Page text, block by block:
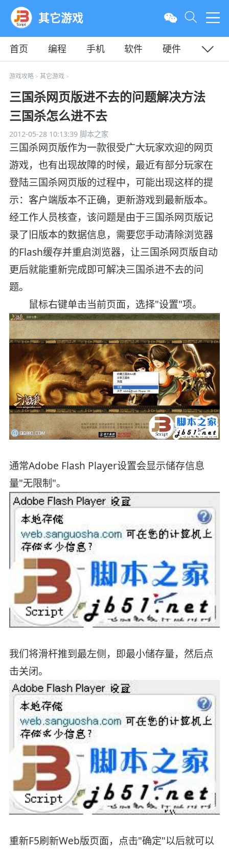
其它游戏
首页 编程 手机 软件
硬件
教程
平面
游戏攻略> 其它游戏>
三国杀网页版进不去的问题解决方法
三国杀怎么进不去
2012-05-28 10:13:39脚本之家
三国杀网页版作为一款很受广大玩家欢迎的网页
游戏，也有出现故障的时候，最近有部分玩家在
登陆三国杀网页版的过程中，可能出现这样的提
示：客户端版本不正确，更新游戏到最新版本。
经工作人员核查，该问题是由于三国杀网页版记
录了旧版本的数据信息，需要您手动清除浏览器
的Flash缓存并重启浏览器，让三国杀网页版自动
更后就能重新完成即可解决三国杀进不去的问
题。
鼠标右键单击当前页面，选择"设置"项。
通常Adobe Flash Player设置会显示储存信息
量"无限制"。
我们将滑杆推到最左侧，即最小储存量，然后点
击关闭。
重新F5刷新Web版页面，点击"确定"以后就可以